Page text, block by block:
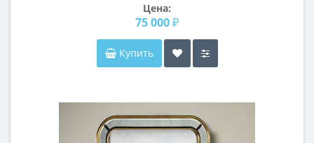
Цена:
75 000 ₽
Купить